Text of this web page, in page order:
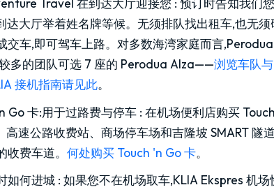
Travel 在到达大厅迎接您 : 预订时告知我们
达大厅举着姓名牌等候。无须排队找出租车,也无
交车,即可驾车上路。对多数海湾家庭而言
多的团队可选 7 座的 Perodua Alza——浏览车队
接机指南请见此。
Go 卡:用于过路费与停车 : 在机场便利店购买
高速公路收费站、商场停车场和吉隆坡 SMART 隧
收费车道。 何处购买 Touch 'n Go 卡。
如何进城 : 如果您不在机场取车,KLIA Ekspres 机